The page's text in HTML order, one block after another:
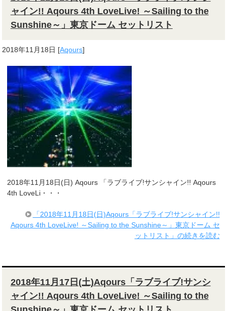
ャイン!! Aqours 4th LoveLive! ～Sailing to the
Sunshine～」東京ドーム セットリスト
2018年11月18日 [Aqours]
2018年11月18日(日) Aqours 「ラブライブ!サンシャイン!! Aqours
4th LoveLi・・・
「2018年11月18日(日)Aqours「ラブライブ!サンシャイン!!
Aqours 4th LoveLive! ～Sailing to the Sunshine～」東京ドーム セ
ットリスト」の続きを読む
2018年11月17日(土)Aqours「ラブライブ!サンシ
ャイン!! Aqours 4th LoveLive! ～Sailing to the